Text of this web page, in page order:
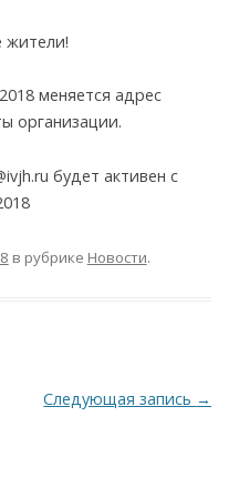
жители!
меняется адрес
организации.
будет активен с
в рубрике Новости.
Следующая запись →